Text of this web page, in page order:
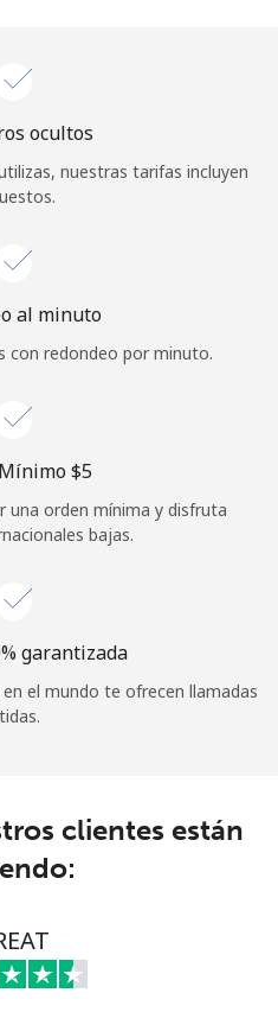
REGÍSTRATE →
¿Olvidaste tu contraseña? →
con
ocultos
nuestras tarifas incluyen
al minuto
con redondeo por minuto.
⁦$5⁩
una orden mínima y disfruta
bajas.
garantizada
el mundo te ofrecen llamadas
clientes están